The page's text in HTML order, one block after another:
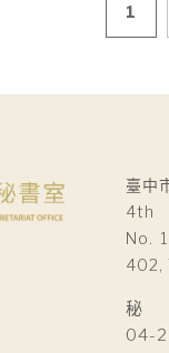
1
臺中
4th
No.
402,
秘
04-